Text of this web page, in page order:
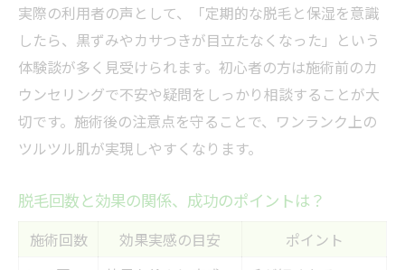
実際の利用者の声として、「定期的な脱毛と保湿を意識
したら、黒ずみやカサつきが目立たなくなった」という
体験談が多く見受けられます。初心者の方は施術前のカ
ウンセリングで不安や疑問をしっかり相談することが大
切です。施術後の注意点を守ることで、ワンランク上の
ツルツル肌が実現しやすくなります。
脱毛回数と効果の関係、成功のポイントは？
施術回数 効果実感の目安
ポイント